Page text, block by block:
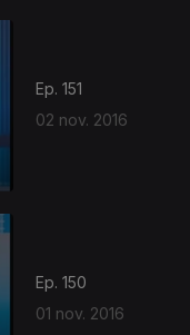
Ep. 151
02 nov. 2016
Ep. 150
01 nov. 2016